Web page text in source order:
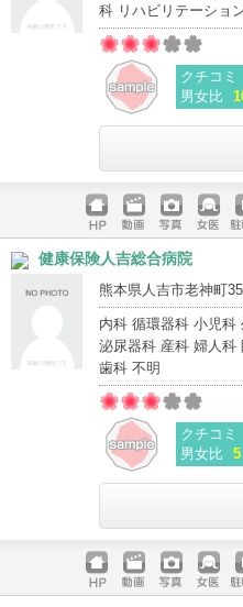
科 リハビリテーショ
クチコミ
男女比
ホームペ
ージ
動画 写真 女医
健康保険人吉総合病院
熊本県人吉市老神町35
内科 循環器科 小児科
泌尿器科 産科 婦人科
歯科 不明
クチコミ
男女比
ホームペ
動画 写真 女医